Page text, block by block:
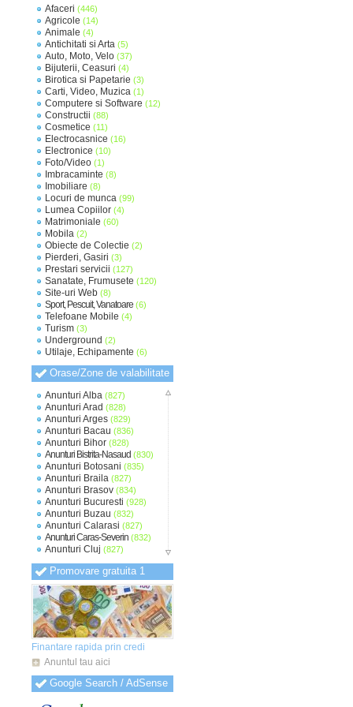
Afaceri (446)
Agricole (14)
Animale (4)
Antichitati si Arta (5)
Auto, Moto, Velo (37)
Bijuterii, Ceasuri (4)
Birotica si Papetarie (3)
Carti, Video, Muzica (1)
Computere si Software (12)
Constructii (88)
Cosmetice (11)
Electrocasnice (16)
Electronice (10)
Foto/Video (1)
Imbracaminte (8)
Imobiliare (8)
Locuri de munca (99)
Lumea Copiilor (4)
Matrimoniale (60)
Mobila (2)
Obiecte de Colectie (2)
Pierderi, Gasiri (3)
Prestari servicii (127)
Sanatate, Frumusete (120)
Site-uri Web (8)
Sport, Pescuit, Vanatoare (6)
Telefoane Mobile (4)
Turism (3)
Underground (2)
Utilaje, Echipamente (6)
Orase/Zone de valabilitate
Anunturi Alba (827)
Anunturi Arad (828)
Anunturi Arges (829)
Anunturi Bacau (836)
Anunturi Bihor (828)
Anunturi Bistrita-Nasaud (830)
Anunturi Botosani (835)
Anunturi Braila (827)
Anunturi Brasov (834)
Anunturi Bucuresti (928)
Anunturi Buzau (832)
Anunturi Calarasi (827)
Anunturi Caras-Severin (832)
Anunturi Cluj (827)
Anunturi Constanta
Anunturi Covasna(824)
Anunturi Dambovita(827)
Anunturi Dolj(828)
Anunturi Galati(829)
Anunturi Giurgiu(825)
Anunturi Gorj(824)
Anunturi Harghita (825)
Anunturi Hunedoara
Anunturi Ialomita
Anunturi Iasi(827)
Anunturi Ilfov(832)
Anunturi Maramures
Promovare gratuita 1
Finantare rapida prin credi
Anuntul tau aici
Google Search / AdSense